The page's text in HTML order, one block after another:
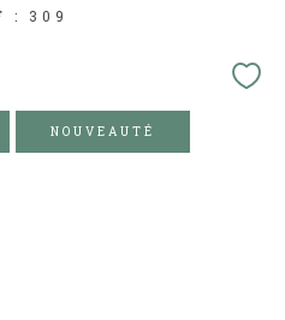
: 309
NOUVEAUTÉ